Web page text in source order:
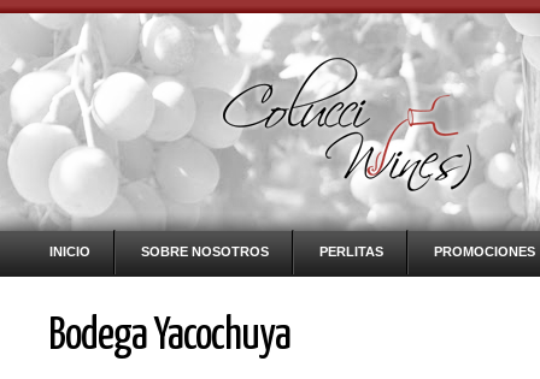
INICIO SOBRE NOSOTROS PERLITAS PROMOCIONES
Bodega Yacochuya